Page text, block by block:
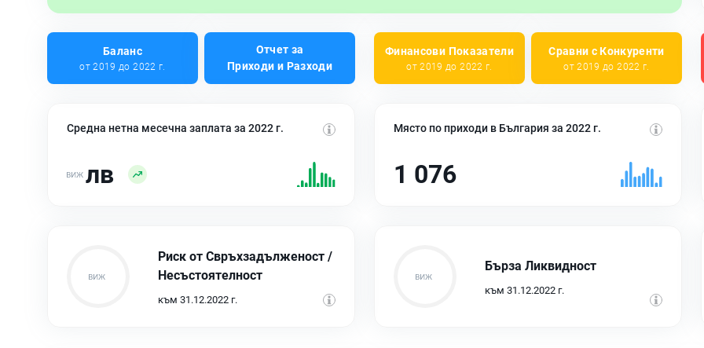
Баланс
от 2019 до 2022 г.
Отчет за
Приходи и Разходи
Финансови Показатели
от 2019 до 2022 г.
Сравни с Конкуренти
от 2019 до 2022 г.
Средна нетна месечна заплата за 2022 г.
лв
Място по приходи в България за 2022 г.
1 076
Риск от Свръхзадълженост /
Несъстоятелност
към 31.12.2022 г.
Бърза Ликвидност
към 31.12.2022 г.